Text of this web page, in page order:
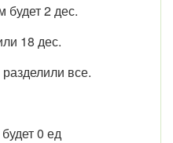
будет 2 дес.
18 дес.
все.
0 ед